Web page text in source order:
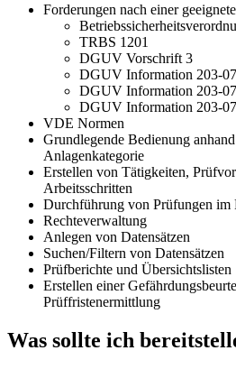
Forderungen nach einer
TRBS 1201
DGUV Vorschrift 3
DGUV Information 203-
DGUV Information 203-
DGUV Information 203-
VDE Normen
Grundlegende Bedienung
Anlagenkategorie
Erstellen von Tätigkeiten,
Arbeitsschritten
Durchführung von Prüfungen im
Rechteverwaltung
Anlegen von Datensätzen
Suchen/Filtern von Datensätzen
Prüfberichte und Übersichtslisten
Erstellen einer
Prüffristenermittlung
Was sollte ich